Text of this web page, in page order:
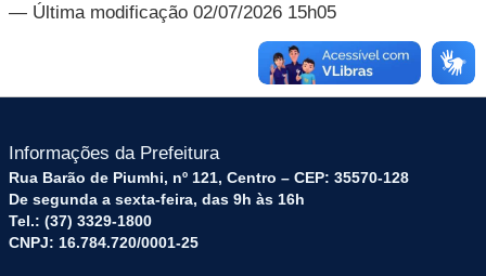
— Última modificação 02/07/2026 15h05
Informações da Prefeitura
Rua Barão de Piumhi, nº 121, Centro – CEP: 35570-128
De segunda a sexta-feira, das 9h às 16h
Tel.: (37) 3329-1800
CNPJ: 16.784.720/0001-25